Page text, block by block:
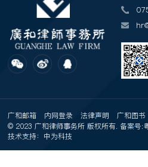
广和邮箱 内网登录 法律声明
广和图书
© 2023 广和律师事务所 版权所有. 备案号:
技术支持：中为科技